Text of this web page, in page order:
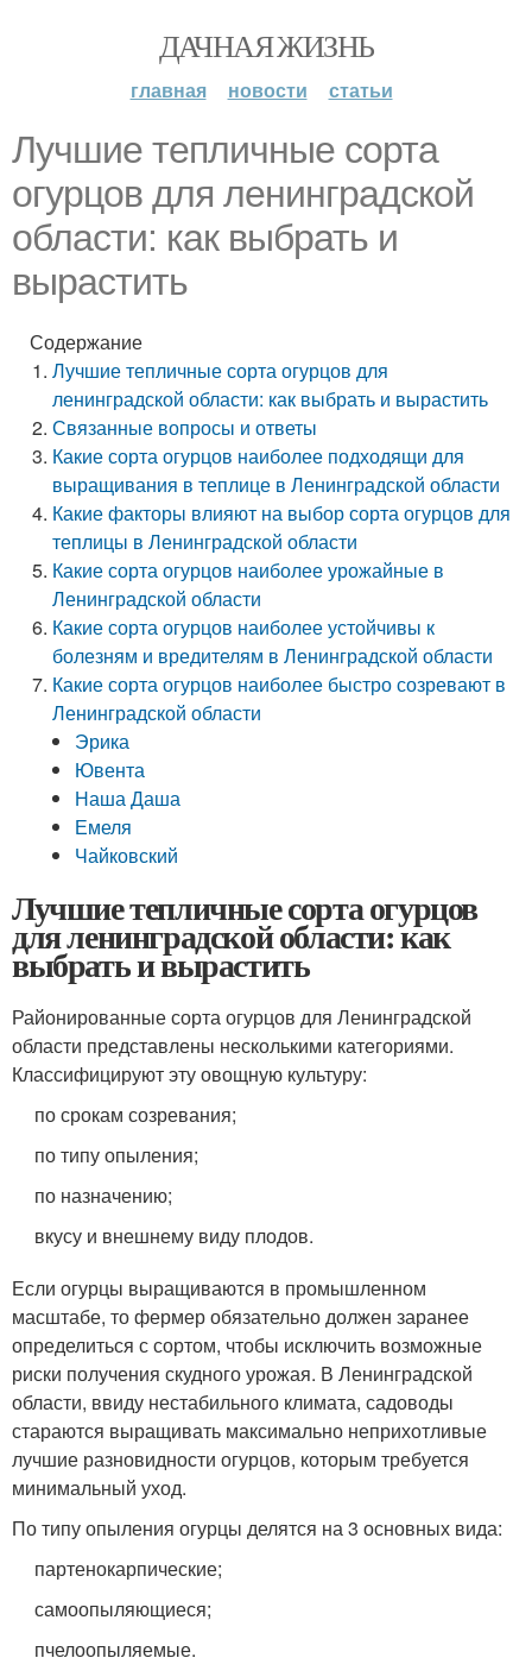
ДАЧНАЯ ЖИЗНЬ
главная новости статьи
Лучшие тепличные сорта
огурцов для ленинградской
области: как выбрать и
вырастить
Содержание
Лучшие тепличные сорта огурцов для
ленинградской области: как выбрать и вырастить
Связанные вопросы и ответы
Какие сорта огурцов наиболее подходящи для
выращивания в теплице в Ленинградской области
Какие факторы влияют на выбор сорта огурцов для
теплицы в Ленинградской области
Какие сорта огурцов наиболее урожайные в
Ленинградской области
Какие сорта огурцов наиболее устойчивы к
болезням и вредителям в Ленинградской области
Какие сорта огурцов наиболее быстро созревают в
Ленинградской области
Эрика
Ювента
Наша Даша
Емеля
Чайковский
Лучшие тепличные сорта огурцов
для ленинградской области: как
выбрать и вырастить
Районированные сорта огурцов для Ленинградской
области представлены несколькими категориями.
Классифицируют эту овощную культуру:
по срокам созревания;
по типу опыления;
по назначению;
вкусу и внешнему виду плодов.
Если огурцы выращиваются в промышленном
масштабе, то фермер обязательно должен заранее
определиться с сортом, чтобы исключить возможные
риски получения скудного урожая. В Ленинградской
области, ввиду нестабильного климата, садоводы
стараются выращивать максимально неприхотливые
лучшие разновидности огурцов, которым требуется
минимальный уход.
По типу опыления огурцы делятся на 3 основных вида:
партенокарпические;
самоопыляющиеся;
пчелоопыляемые.